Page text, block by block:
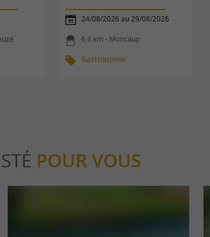
24/08/2026 au 29/08/2026
6,6 km - Moncaup
Gastronomie
POUR VOUS